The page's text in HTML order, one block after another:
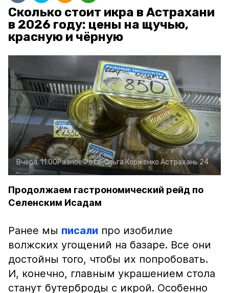
Сколько стоит икра в Астрахани
в 2026 году: цены на щучью,
красную и чёрную
Вчера, 11:00РазноеФото:Ольга Корженко Астрахань 24
Продолжаем гастрономический рейд по
Селенским Исадам
Ранее мы писали про изобилие
волжских угощений на базаре. Все они
достойны того, чтобы их попробовать.
И, конечно, главным украшением стола
станут бутерброды с икрой. Особенно